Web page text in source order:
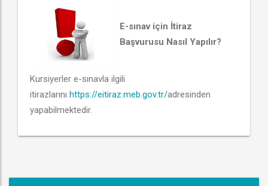
E-sınav için İtiraz
Başvurusu Nasıl Yapılır?
Kursiyerler e-sınavla ilgili
itirazlarını https://eitiraz.meb.gov.tr/adresinden
yapabilmektedir.